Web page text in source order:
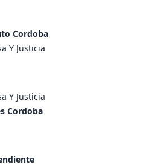
Cordoba
Y Justicia
Y Justicia
Cordoba